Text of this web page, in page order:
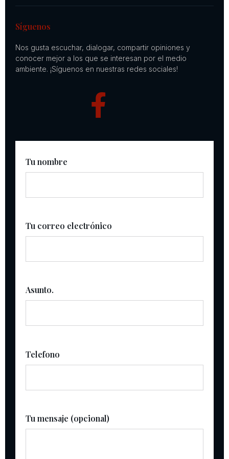
Síguenos
Nos gusta escuchar, dialogar, compartir opiniones y
conocer mejor a los que se interesan por el medio
ambiente. ¡Síguenos en nuestras redes sociales!
Tu nombre
Tu correo electrónico
Asunto.
Telefono
Tu mensaje (opcional)